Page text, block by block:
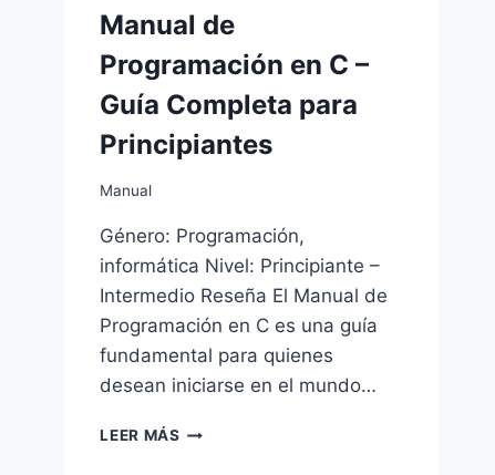
DEL
Manual de
Programación en C –
Guía Completa para
Principiantes
Manual
Género: Programación,
informática Nivel: Principiante –
Intermedio Reseña El Manual de
Programación en C es una guía
fundamental para quienes
desean iniciarse en el mundo…
LEER MÁS MANUAL